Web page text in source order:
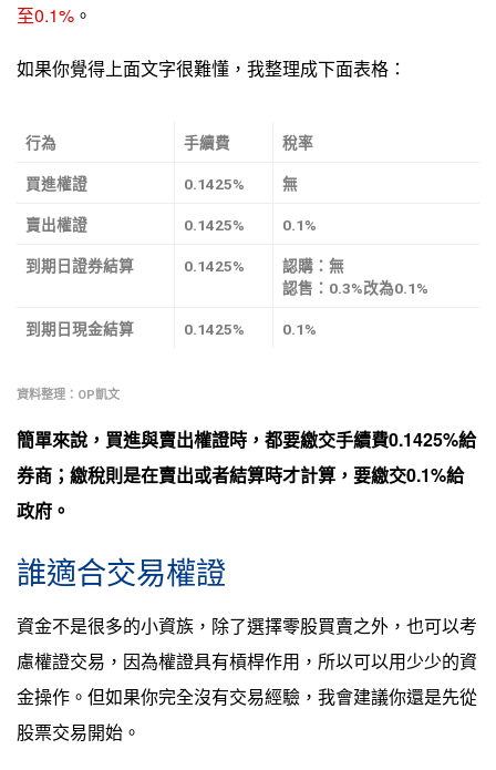
至0.1% 。
如果你覺得上面文字很難懂，我整理成下面表格：
行為 手續費 稅率
買進權證 0.1425% 無
賣出權證 0.1425% 0.1%
到期日證券結算 0.1425%
認購：無
認售：0.3%改為0.1%
到期日現金結算 0.1425% 0.1%
資料整理：OP凱文
簡單來說，買進與賣出權證時，都要繳交手續費0.1425%給
券商；繳稅則是在賣出或者結算時才計算，要繳交0.1%給
政府。
誰適合交易權證
資金不是很多的小資族，除了選擇零股買賣之外，也可以考
慮權證交易，因為權證具有槓桿作用，所以可以用少少的資
金操作。但如果你完全沒有交易經驗，我會建議你還是先從
股票交易開始。